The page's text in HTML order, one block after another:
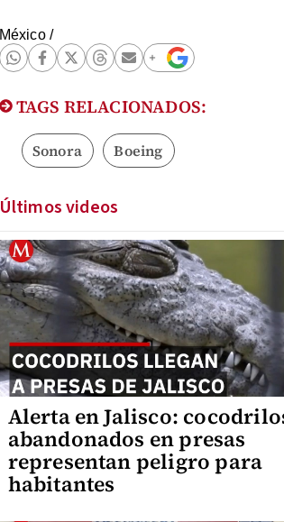
México/
TAGS RELACIONADOS:
Sonora Boeing
Últimos videos
Alerta en Jalisco:
abandonados en presas
representan peligro para
habitantes